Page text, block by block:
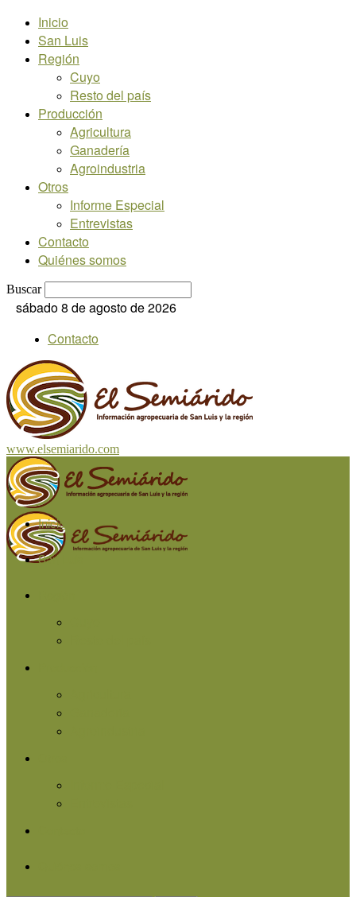
Inicio
San Luis
Región
Cuyo
Resto del país
Producción
Agricultura
Ganadería
Agroindustria
Otros
Informe Especial
Entrevistas
Contacto
Quiénes somos
Buscar
sábado 8 de agosto de 2026
Contacto
www.elsemiarido.com
Inicio
San Luis